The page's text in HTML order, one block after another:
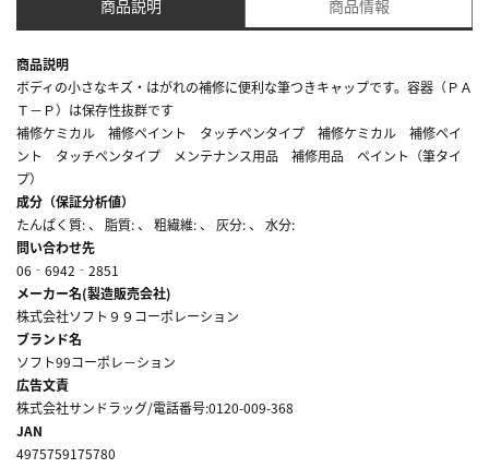
商品説明 商品情報
商品説明
ボディの小さなキズ・はがれの補修に便利な筆つきキャップです。容器（ＰＡ
Ｔ－Ｐ）は保存性抜群です
補修ケミカル 補修ペイント タッチペンタイプ 補修ケミカル 補修ペイ
ント タッチペンタイプ メンテナンス用品 補修用品 ペイント（筆タイ
プ）
成分（保証分析値）
たんぱく質: 、 脂質: 、 粗繊維: 、 灰分: 、 水分:
問い合わせ先
06‐6942‐2851
メーカー名(製造販売会社)
株式会社ソフト９９コーポレーション
ブランド名
ソフト99コーポレ－ション
広告文責
株式会社サンドラッグ/電話番号:0120-009-368
JAN
4975759175780